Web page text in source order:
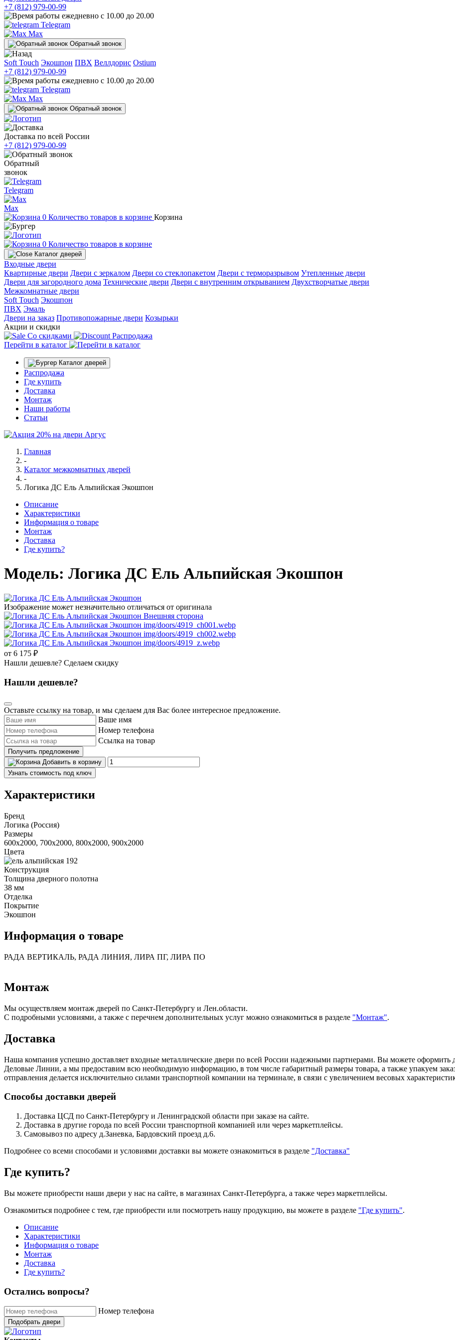
+7 (812) 979-00-99
ежедневно с 10.00 до 20.00
Telegram
Max
Обратный звонок
Soft Touch Экошпон ПВХ Веллдорис Ostium
+7 (812) 979-00-99
ежедневно с 10.00 до 20.00
Telegram
Max
Обратный звонок
Доставка по всей России
+7 (812) 979-00-99
Обратный
звонок
Telegram
Max
0 Количество товаров в корзине Корзина
0 Количество товаров в корзине
Каталог дверей
Входные двери
Квартирные двери Двери с зеркалом Двери со стеклопакетом Двери с терморазрывом Утепленные двери
Двери для загородного дома Технические двери Двери с внутренним открыванием Двухстворчатые двери
Межкомнатные двери
Soft Touch Экошпон
ПВХ Эмаль
Двери на заказ Противопожарные двери Козырьки
Акции и скидки
Со скидками
Распродажа
Перейти в каталог
Каталог дверей
Распродажа
Где купить
Доставка
Монтаж
Наши работы
Статьи
Главная
-
Каталог межкомнатных дверей
-
Логика ДС Ель Альпийская Экошпон
Описание
Характеристики
Информация о товаре
Монтаж
Доставка
Где купить?
Модель: Логика ДС Ель Альпийская Экошпон
Изображение может незначительно отличаться от оригинала
от 6 175 ₽
Нашли дешевле? Сделаем скидку
Нашли дешевле?
Оставьте ссылку на товар, и мы сделаем для Вас более интересное предложение.
Ваше имя
Номер телефона
Ссылка на товар
Получить предложение
Добавить в корзину
Узнать стоимость под ключ
Характеристики
Бренд
Логика (Россия)
Размеры
600x2000, 700x2000, 800x2000, 900x2000
Цвета
Конструкция
Толщина дверного полотна
38 мм
Отделка
Покрытие
Экошпон
Информация о товаре
РАДА ВЕРТИКАЛЬ, РАДА ЛИНИЯ, ЛИРА ПГ, ЛИРА ПО
Монтаж
Мы осуществляем монтаж дверей по Санкт-Петербургу и Лен.области.
С подробными условиями, а также с перечнем дополнительных услуг можно ознакомиться в разделе "Монтаж".
Доставка
Наша компания успешно доставляет входные металлические двери по всей России надежными партнерами. Вы можете
Деловые Линии, а мы предоставим всю необходимую информацию, в том числе габаритный размеры товара, а также упакуем
отправления делается исключительно силами транспортной компании на терминале, в связи с увеличением весовых
Способы доставки дверей
Доставка ЦСД по Санкт-Петербургу и Ленинградской области при заказе на сайте.
Доставка в другие города по всей России транспортной компанией или через маркетплейсы.
Самовывоз по адресу д.Заневка, Бардовский проезд д.6.
Подробнее со всеми способами и условиями доставки вы можете ознакомиться в разделе "Доставка"
Где купить?
Вы можете приобрести наши двери у нас на сайте, в магазинах Санкт-Петербурга, а также через маркетплейсы.
Ознакомиться подробнее с тем, где приобрести или посмотреть нашу продукцию, вы можете в разделе "Где купить".
Описание
Характеристики
Информация о товаре
Монтаж
Доставка
Где купить?
Остались вопросы?
Номер телефона
Подобрать двери